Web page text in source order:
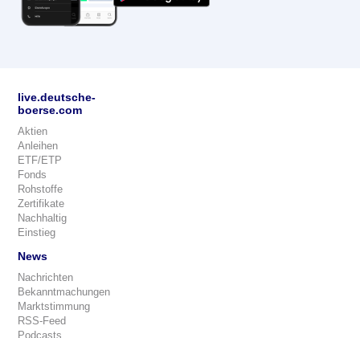
live.deutsche-
boerse.com
Aktien
Anleihen
ETF/ETP
Fonds
Rohstoffe
Zertifikate
Nachhaltig
Einstieg
News
Nachrichten
Bekanntmachungen
Marktstimmung
RSS-Feed
Podcasts